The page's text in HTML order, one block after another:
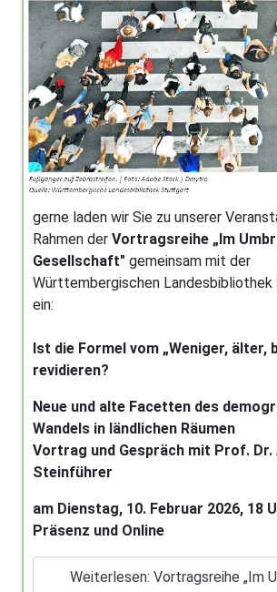
gerne laden wir Sie zu unserer
Rahmen der Vortragsreihe „Im
Gesellschaft" gemeinsam mit der
Württembergischen
ein:
Ist die Formel vom „Weniger, älter,
revidieren?
Neue und alte Facetten des
Wandels in ländlichen Räumen
Vortrag und Gespräch mit Prof. Dr.
Steinführer
am Dienstag, 10. Februar 2026, 18
Präsenz und Online
Weiterlesen: Vortragsreihe „Im